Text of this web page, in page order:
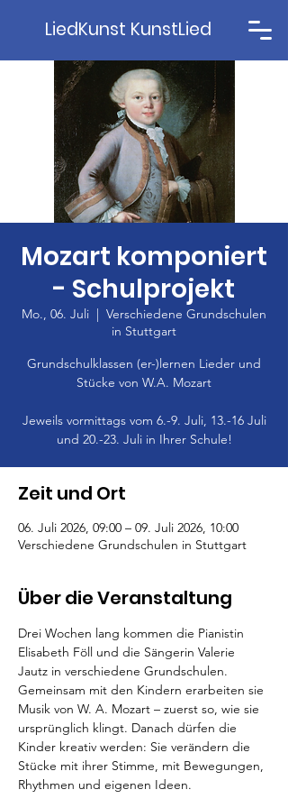
LiedKunst KunstLied
Mozart komponiert
- Schulprojekt
Mo., 06. Juli
  |
Verschiedene Grundschulen
in Stuttgart
Grundschulklassen (er-)lernen Lieder und
Stücke von W.A. Mozart
Jeweils vormittags vom 6.-9. Juli, 13.-16 Juli
und 20.-23. Juli in Ihrer Schule!
Zeit und Ort
06. Juli 2026, 09:00 – 09. Juli 2026, 10:00
Verschiedene Grundschulen in Stuttgart
Über die Veranstaltung
Drei Wochen lang kommen die Pianistin
Elisabeth Föll und die Sängerin Valerie
Jautz in verschiedene Grundschulen.
Gemeinsam mit den Kindern erarbeiten sie
Musik von W. A. Mozart – zuerst so, wie sie
ursprünglich klingt. Danach dürfen die
Kinder kreativ werden: Sie verändern die
Stücke mit ihrer Stimme, mit Bewegungen,
Rhythmen und eigenen Ideen.